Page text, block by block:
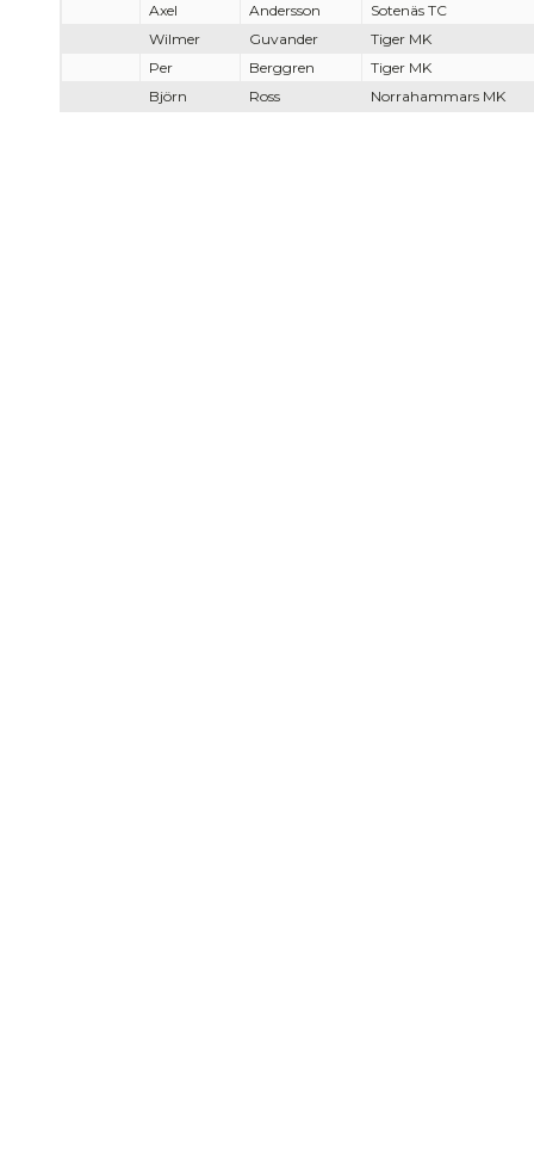
Axel
Andersson
Sotenäs TC
Wilmer
Guvander
Tiger MK
Per
Berggren
Tiger MK
Björn
Ross Norrahammars MK